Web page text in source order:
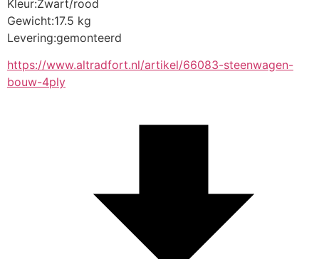
Kleur:Zwart/rood
Gewicht:17.5 kg
Levering:gemonteerd
https://www.altradfort.nl/artikel/66083-steenwagen-
bouw-4ply